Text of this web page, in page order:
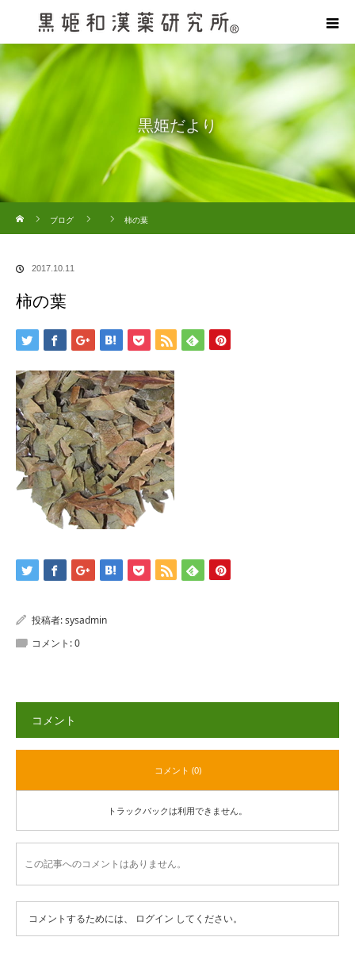
黒姫だより
ブログ
柿の葉
2017.10.11
柿の葉
投稿者:sysadmin
コメント:0
コメント
コメント (0)
トラックバックは利用できません。
この記事へのコメントはありません。
コメントするためには、 ログイン してください。